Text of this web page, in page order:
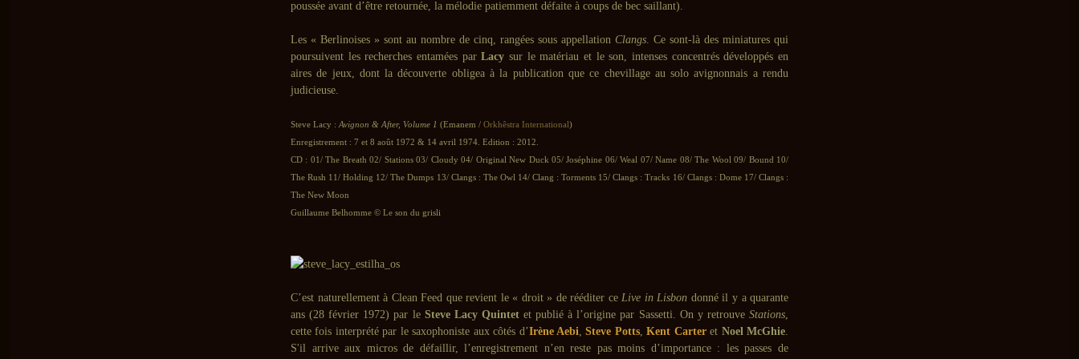
poussée avant d’être retournée, la mélodie patiemment défaite à coups de bec saillant).
Les « Berlinoises » sont au nombre de cinq, rangées sous appellation Clangs. Ce sont-là des miniatures qui
poursuivent les recherches entamées parLacy sur le matériau et le son, intenses concentrés développés en
aires de jeux, dont la découverte obligea à la publication que ce chevillage au solo avignonnais a rendu
judicieuse.
Steve Lacy : Avignon & After, Volume 1 (Emanem / Orkhêstra International)
Enregistrement : 7 et 8 août 1972 & 14 avril 1974. Edition : 2012.
CD : 01/ The Breath 02/ Stations 03/ Cloudy 04/ Original New Duck 05/ Joséphine 06/ Weal 07/ Name 08/ The Wool 09/ Bound 10/
The Rush 11/ Holding 12/ The Dumps 13/ Clangs : The Owl 14/ Clang : Torments 15/ Clangs : Tracks 16/ Clangs : Dome 17/ Clangs :
The New Moon
Guillaume Belhomme © Le son du grisli
C’est naturellement à Clean Feed que revient le « droit » de rééditer ceLive in Lisbon donné il y a quarante
ans (28 février 1972) par le Steve Lacy Quintetet publié à l’origine par Sassetti. On y retrouveStations,
cette fois interprété par le saxophoniste aux côtés d’Irène Aebi,Steve Potts,Kent Carteret Noel McGhie.
S'il arrive aux micros de défaillir, l’enregistrement n’en reste pas moins d’importance : les passes de